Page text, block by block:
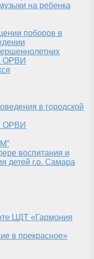
на ребенка
поборов в
ОРВИ
в городской
ОРВИ
воспитания и
детей г.о. Самара
ЦДТ «Гармония
в прекрасное»